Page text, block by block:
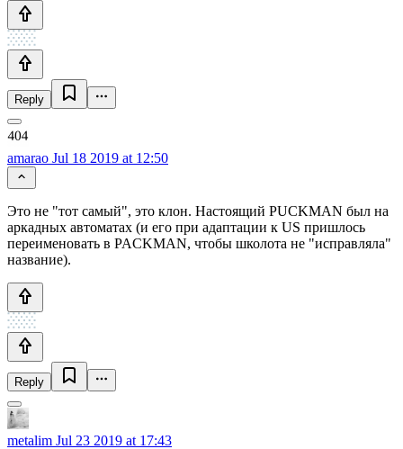
Reply
amarao Jul 18 2019 at 12:50
Это не "тот самый", это клон. Настоящий PUCKMAN был на
аркадных автоматах (и его при адаптации к US пришлось
переименовать в PACKMAN, чтобы школота не "исправляла"
название).
Reply
metalim Jul 23 2019 at 17:43